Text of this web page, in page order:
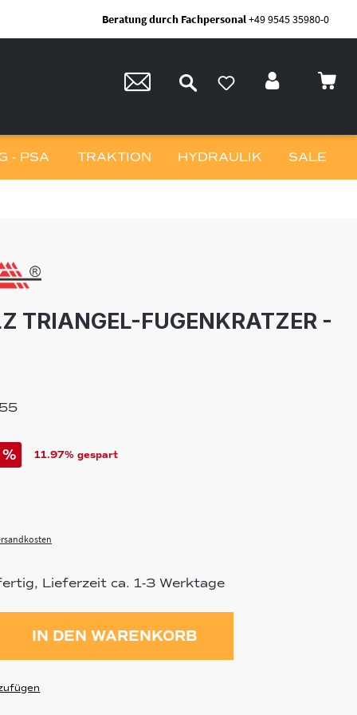
Beratung durch Fachpersonal+49 9545 35980-0
- PSA TRAKTION HYDRAULIK SALE
TRIANGEL-FUGENKRATZER -
% 11.97% gespart
Lieferzeit ca. 1-3 Werktage
Gib den gewünschten Wert
IN DEN WARENKORB